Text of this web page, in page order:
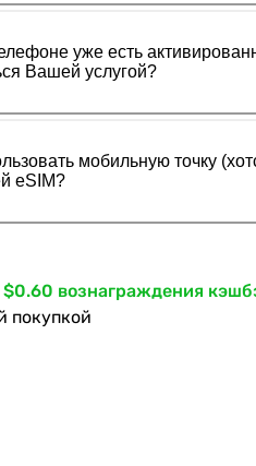
уже есть
Вашей услугой?
мобильную точку
eSIM?
$0.60 вознаграждения
покупкой